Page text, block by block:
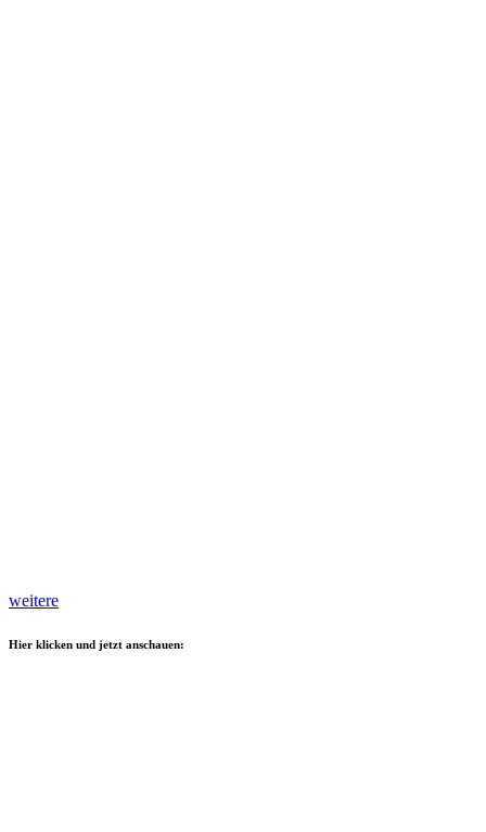
weitere
Hier klicken und jetzt anschauen: